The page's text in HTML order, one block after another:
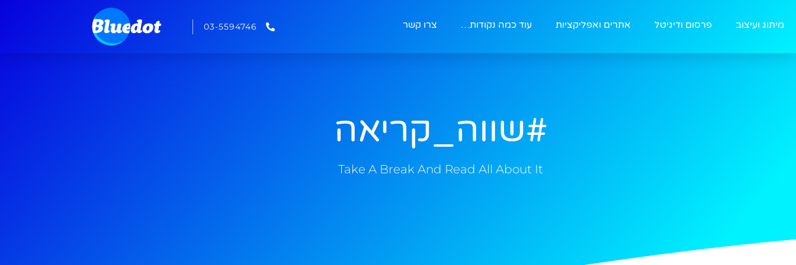
מיתוג ועיצוב פרסום ודיגיטל אתרים ואפליקציות עוד כמה נקודות… צרו קשר 03-5594746
#שווה_קריאה
Take A Break And Read All About It